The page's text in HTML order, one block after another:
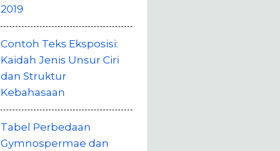
2019
Contoh Teks Eksposisi:
Kaidah Jenis Unsur Ciri
dan Struktur
Kebahasaan
Tabel Perbedaan
Gymnospermae dan